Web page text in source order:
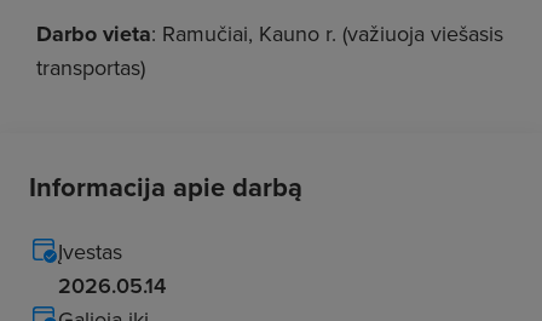
Darbo vieta: Ramučiai, Kauno r. (važiuoja viešasis
transportas)
Informacija apie darbą
Įvestas
2026.05.14